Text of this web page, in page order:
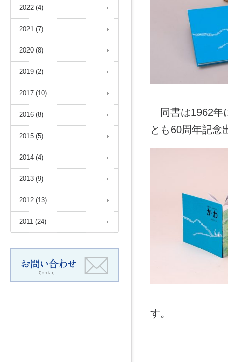
2022 (4)
2021 (7)
2020 (8)
2019 (2)
2017 (10)
2016 (8)
2015 (5)
2014 (4)
2013 (9)
2012 (13)
2011 (24)
同書は1962年
とも60周年記念
す。